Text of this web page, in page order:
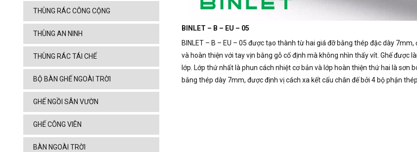
BINLET – B – EU – 05
BINLET – B – EU – 05 được tạo thành từ hai giá đỡ bằng thép đặc dày
và hoàn thiện với tay vịn bằng gỗ cố định mà không nhìn thấy vít. Ghế được
lớp. Lớp thứ nhất là phun cách nhiệt cơ bản và lớp hoàn thiện thứ hai là sơn
bằng thép dày 7mm, được định vị cách xa kết cấu chân đế bởi 4 bộ phận
THÙNG RÁC CÔNG CỘNG
THÙNG AN NINH
THÙNG RÁC TÁI CHẾ
BỘ BÀN GHẾ NGOÀI TRỜI
GHẾ NGỒI SÂN VƯỜN
GHẾ CÔNG VIÊN
BÀN NGOÀI TRỜI